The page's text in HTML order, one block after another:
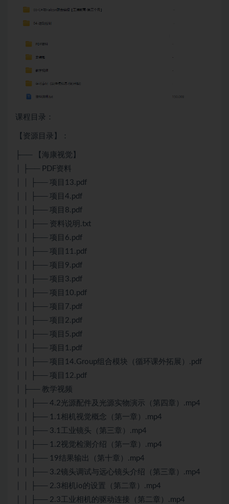
课程目录：
【资源目录】：
├── 【海康视觉】
│ ├── PDF资料
│ │ ├── 项目13.pdf
│ │ ├── 项目4.pdf
│ │ ├── 项目8.pdf
│ │ ├── 资料说明.txt
│ │ ├── 项目6.pdf
│ │ ├── 项目11.pdf
│ │ ├── 项目9.pdf
│ │ ├── 项目3.pdf
│ │ ├── 项目10.pdf
│ │ ├── 项目7.pdf
│ │ ├── 项目2.pdf
│ │ ├── 项目5.pdf
│ │ ├── 项目1.pdf
│ │ ├── 项目14.Group组合模块（循环课外拓展）.pdf
│ │ ├── 项目12.pdf
│ ├── 教学视频
│ │ ├── 4.2光源配件及光源实物演示（第四章）.mp4
│ │ ├── 1.1相机视觉概念（第一章）.mp4
│ │ ├── 3.1工业镜头（第三章）.mp4
│ │ ├── 1.2视觉检测介绍（第一章）.mp4
│ │ ├── 19结果输出（第十章）.mp4
│ │ ├── 3.2镜头调试与远心镜头介绍（第三章）.mp4
│ │ ├── 2.3相机io的设置（第二章）.mp4
│ │ ├── 2.3工业相机的驱动连接（第二章）.mp4